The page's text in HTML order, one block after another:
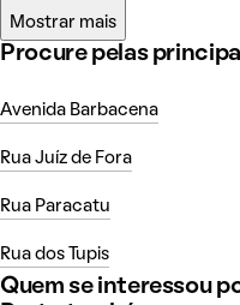
Mostrar mais
Procure pelas
Avenida Barbacena
Rua Juíz de Fora
Rua Paracatu
Rua dos Tupis
Quem se interessou